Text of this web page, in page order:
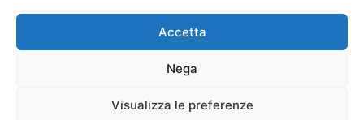
Accetta
Nega
Visualizza le preferenze
Contatti Cookie Policy Privacy Policy